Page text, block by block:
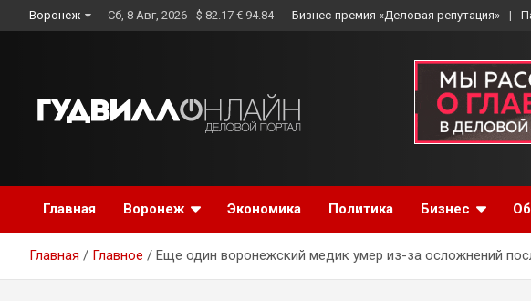
to
Воронеж Сб, 8 Авг, 2026 $ 82.17 € 94.84 Бизнес-премия «Деловая репутация»
Главная Воронеж Экономика Политика Бизнес
Главная Главное Еще один воронежский медик умер из-за осложнений